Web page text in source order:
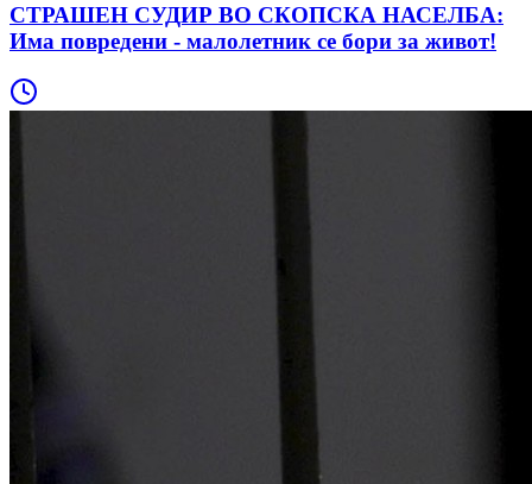
СТРАШЕН СУДИР ВО СКОПСКА НАСЕЛБА:
Има повредени - малолетник се бори за живот!